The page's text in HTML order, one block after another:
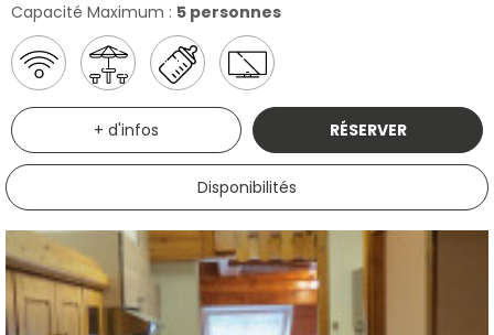
Capacité Maximum : 5 personnes
+ d'infos RÉSERVER
Disponibilités